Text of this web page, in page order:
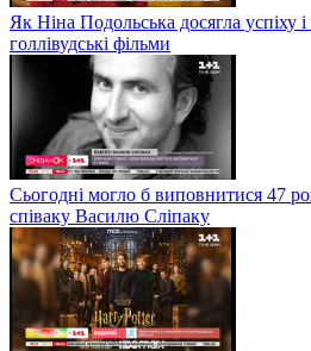
Як Ніна Подольська досягла успіху
голлівудські фільми
Сьогодні могло б виповнитися 47
співаку Василю Сліпаку